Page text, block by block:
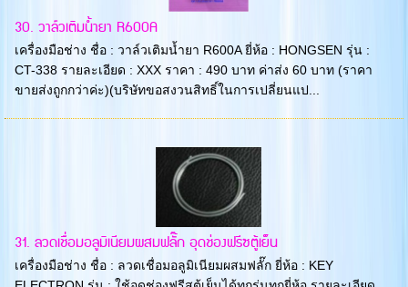
30. วาล์วเติมน้ำยา R600A
เครื่องมือช่าง ชื่อ : วาล์วเติมน้ำยา R600A ยี่ห้อ : HONGSEN รุ่น :
CT-338 รายละเอียด : XXX ราคา : 490 บาท ค่าส่ง 60 บาท (ราคา
ขายส่งถูกกว่าค่ะ)(บริษัทขอสงวนสิทธิ์ในการเปลี่ยนแป...
31. ลวดเชื่อมอลูมิเนียมผสมฟลั๊ก อุดช่องฟรีซตู้เย็น
เครื่องมือช่าง ชื่อ : ลวดเชื่อมอลูมิเนียมผสมฟลั๊ก ยี่ห้อ : KEY